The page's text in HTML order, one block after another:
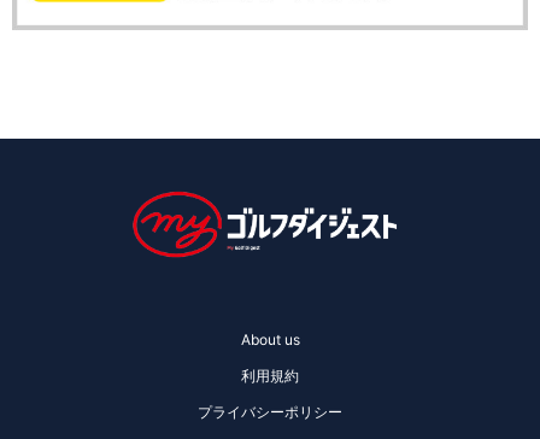
About us
利用規約
プライバシーポリシー